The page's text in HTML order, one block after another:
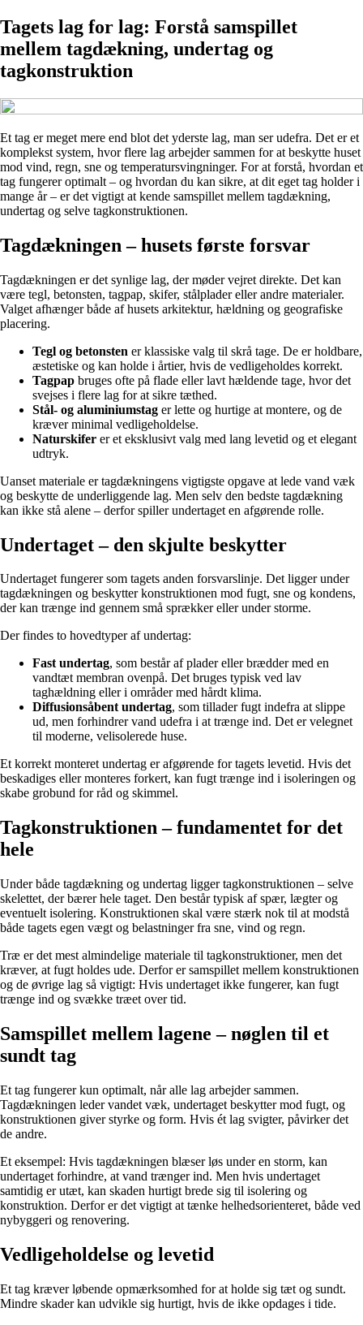
Tagets lag for lag: Forstå samspillet
mellem tagdækning, undertag og
tagkonstruktion
Et tag er meget mere end blot det yderste lag, man ser udefra. Det er et
komplekst system, hvor flere lag arbejder sammen for at beskytte huset
mod vind, regn, sne og temperatursvingninger. For at forstå, hvordan et
tag fungerer optimalt – og hvordan du kan sikre, at dit eget tag holder i
mange år – er det vigtigt at kende samspillet mellem tagdækning,
undertag og selve tagkonstruktionen.
Tagdækningen – husets første forsvar
Tagdækningen er det synlige lag, der møder vejret direkte. Det kan
være tegl, betonsten, tagpap, skifer, stålplader eller andre materialer.
Valget afhænger både af husets arkitektur, hældning og geografiske
placering.
Tegl og betonsten er klassiske valg til skrå tage. De er holdbare,
æstetiske og kan holde i årtier, hvis de vedligeholdes korrekt.
Tagpap bruges ofte på flade eller lavt hældende tage, hvor det
svejses i flere lag for at sikre tæthed.
Stål- og aluminiumstag er lette og hurtige at montere, og de
kræver minimal vedligeholdelse.
Naturskifer er et eksklusivt valg med lang levetid og et elegant
udtryk.
Uanset materiale er tagdækningens vigtigste opgave at lede vand væk
og beskytte de underliggende lag. Men selv den bedste tagdækning
kan ikke stå alene – derfor spiller undertaget en afgørende rolle.
Undertaget – den skjulte beskytter
Undertaget fungerer som tagets anden forsvarslinje. Det ligger under
tagdækningen og beskytter konstruktionen mod fugt, sne og kondens,
der kan trænge ind gennem små sprækker eller under storme.
Der findes to hovedtyper af undertag:
Fast undertag, som består af plader eller brædder med en
vandtæt membran ovenpå. Det bruges typisk ved lav
taghældning eller i områder med hårdt klima.
Diffusionsåbent undertag, som tillader fugt indefra at slippe
ud, men forhindrer vand udefra i at trænge ind. Det er velegnet
til moderne, velisolerede huse.
Et korrekt monteret undertag er afgørende for tagets levetid. Hvis det
beskadiges eller monteres forkert, kan fugt trænge ind i isoleringen og
skabe grobund for råd og skimmel.
Tagkonstruktionen – fundamentet for det
hele
Under både tagdækning og undertag ligger tagkonstruktionen – selve
skelettet, der bærer hele taget. Den består typisk af spær, lægter og
eventuelt isolering. Konstruktionen skal være stærk nok til at modstå
både tagets egen vægt og belastninger fra sne, vind og regn.
Træ er det mest almindelige materiale til tagkonstruktioner, men det
kræver, at fugt holdes ude. Derfor er samspillet mellem konstruktionen
og de øvrige lag så vigtigt: Hvis undertaget ikke fungerer, kan fugt
trænge ind og svække træet over tid.
Samspillet mellem lagene – nøglen til et
sundt tag
Et tag fungerer kun optimalt, når alle lag arbejder sammen.
Tagdækningen leder vandet væk, undertaget beskytter mod fugt, og
konstruktionen giver styrke og form. Hvis ét lag svigter, påvirker det
de andre.
Et eksempel: Hvis tagdækningen blæser løs under en storm, kan
undertaget forhindre, at vand trænger ind. Men hvis undertaget
samtidig er utæt, kan skaden hurtigt brede sig til isolering og
konstruktion. Derfor er det vigtigt at tænke helhedsorienteret, både ved
nybyggeri og renovering.
Vedligeholdelse og levetid
Et tag kræver løbende opmærksomhed for at holde sig tæt og sundt.
Mindre skader kan udvikle sig hurtigt, hvis de ikke opdages i tide.